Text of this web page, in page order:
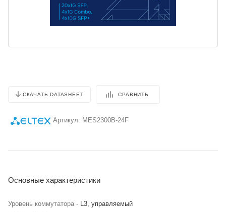
СКАЧАТЬ DATASHEET СРАВНИТЬ
Артикул: MES2300B-24F
Основные характеристики
Уровень коммутатора - L3, управляемый